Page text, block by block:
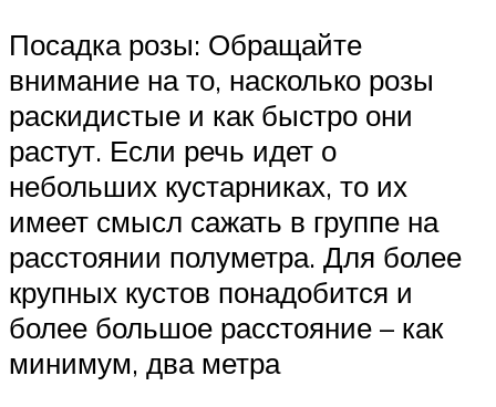
Посадка розы: Обращайте
внимание на то, насколько розы
раскидистые и как быстро они
растут. Если речь идет о
небольших кустарниках, то их
имеет смысл сажать в группе на
расстоянии полуметра. Для более
крупных кустов понадобится и
более большое расстояние – как
минимум, два метра